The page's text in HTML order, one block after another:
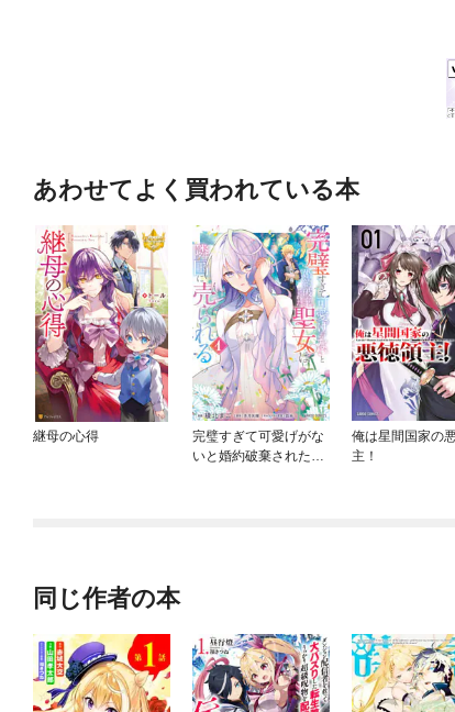
あわせてよく買われている本
継母の心得
完璧すぎて可愛げがな
いと婚約破棄された聖
俺は星間国家の
主！
同じ作者の本